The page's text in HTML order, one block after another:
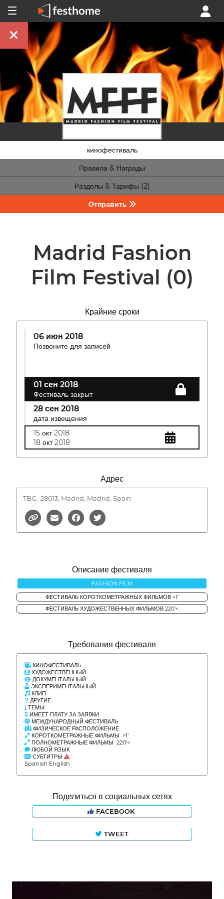
кинофестиваль
Правила & Награды
Разделы & Тарифы (2)
Отправить
Madrid Fashion
Film Festival (0)
Крайние сроки
06 июн 2018
Позвоните для записей
01 сен 2018
Фестиваль закрыт
28 сен 2018
дата извещения
15 окт 2018
18 окт 2018
Адрес
TBC, 28013, Madrid, Madrid, Spain
Описание фестиваля
FASHION FILM
ФЕСТИВАЛЬ КОРОТКОМЕТРАЖНЫХ ФИЛЬМОВ >1'
ФЕСТИВАЛЬ ХУДОЖЕСТВЕННЫХ ФИЛЬМОВ 220'<
Требования фестиваля
КИНОФЕСТИВАЛЬ
ХУДОЖЕСТВЕННЫЙ
ДОКУМЕНТАЛЬНЫЙ
ЭКСПЕРИМЕНТАЛЬНЫЙ
КЛИП
ДРУГИЕ
ТЕМЫ
ИМЕЕТ ПЛАТУ ЗА ЗАЯВКИ
МЕЖДУНАРОДНЫЙ ФЕСТИВАЛЬ
ФИЗИЧЕСКОЕ РАСПОЛОЖЕНИЕ
КОРОТКОМЕТРАЖНЫЕ ФИЛЬМЫ >1'
ПОЛНОМЕТРАЖНЫЕ ФИЛЬМЫ 220'<
ЛЮБОЙ ЯЗЫК
СУБТИТРЫ
Spanish English
Поделиться в социальных сетях
FACEBOOK
TWEET